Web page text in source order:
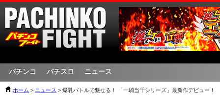
パチンコ パチスロ ニュース
ホーム > ニュース > 爆乳バトルで魅せる！ 「一騎当千シリーズ」最新作デビュー！